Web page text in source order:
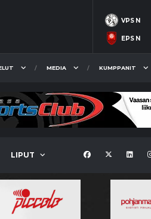
VPS N
EPS N
MEDIA KUMPPANIT
LIPUT